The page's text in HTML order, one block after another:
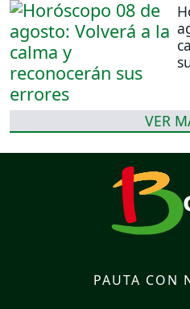
VER
PAUTA CON